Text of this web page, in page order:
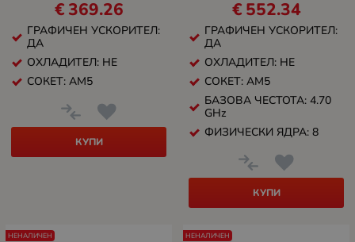
369.26
€
ГРАФИЧЕН УСКОРИТЕЛ:
ДА
ОХЛАДИТЕЛ: НЕ
СОКЕТ: AM5
КУПИ
552.34
€
ГРАФИЧЕН УСКОРИТЕЛ:
ДА
ОХЛАДИТЕЛ: НЕ
СОКЕТ: AM5
БАЗОВА ЧЕСТОТА: 4.70
GHz
ФИЗИЧЕСКИ ЯДРА: 8
КУПИ
НЕНАЛИЧЕН НЕНАЛИЧЕН